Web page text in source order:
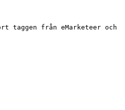
taggen från eMarketeer och